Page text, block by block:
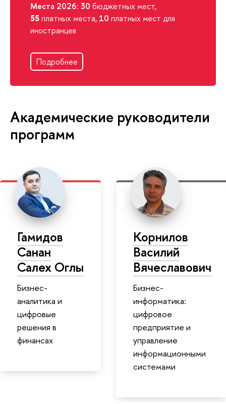
Места 2026: 30 бюджетных мест,
55платных места,10 платных мест для
иностранцев
Подробнее
Академические руководители
программ
Гамидов
Санан
Салех Оглы
Бизнес-
аналитика и
цифровые
решения в
финансах
Корнилов
Василий
Вячеславович
Бизнес-
информатика:
цифровое
предприятие и
управление
информационными
системами